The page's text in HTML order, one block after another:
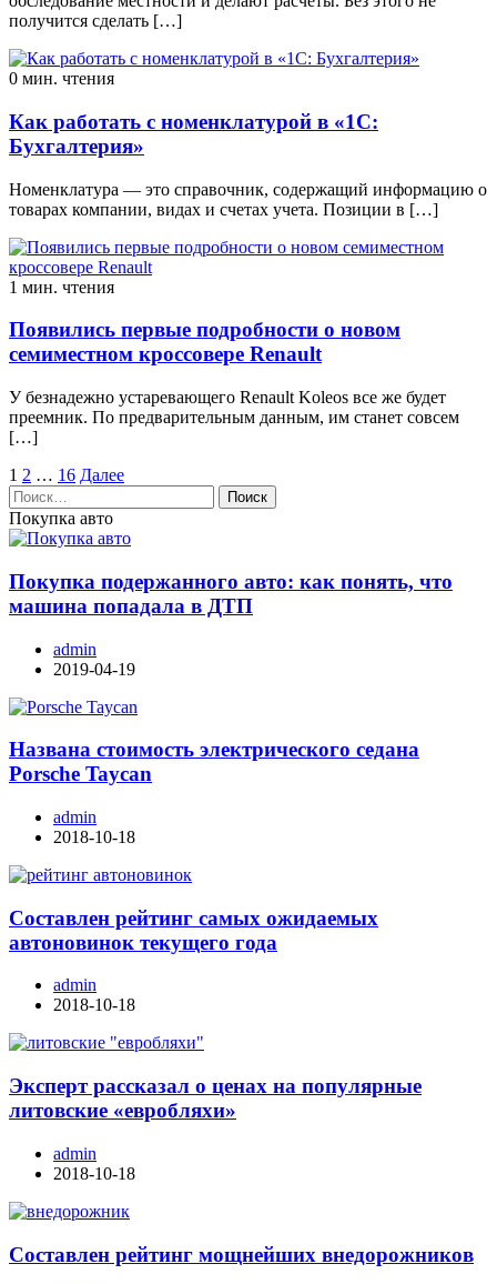
получится сделать […]
0 мин. чтения
Как работать с номенклатурой в «1С:
Бухгалтерия»
Номенклатура — это справочник, содержащий информацию о
товарах компании, видах и счетах учета. Позиции в […]
1 мин. чтения
Появились первые подробности о новом
семиместном кроссовере Renault
У безнадежно устаревающего Renault Koleos все же будет
преемник. По предварительным данным, им станет совсем
[…]
Пагинация
записей
1 2 … 16 Далее
Найти:
Покупка авто
Покупка подержанного авто: как понять, что
машина попадала в ДТП
admin
2019-04-19
Названа стоимость электрического седана
Porsche Taycan
admin
2018-10-18
Составлен рейтинг самых ожидаемых
автоновинок текущего года
admin
2018-10-18
Эксперт рассказал о ценах на популярные
литовские «евробляхи»
admin
2018-10-18
Составлен рейтинг мощнейших внедорожников